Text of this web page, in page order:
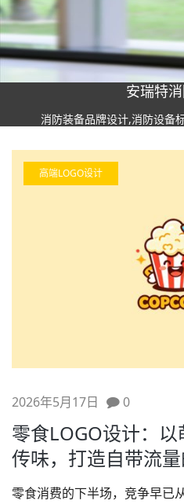
安瑞特
消防装备品牌设计,消防设备
高端LOGO设计
2026年5月17日 0
零食LOGO设计：
传味，打造自带流
零食消费的下半场，竞争早已